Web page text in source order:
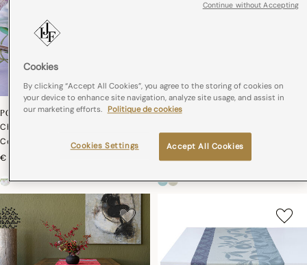
POIS DE SENTEUR
Chemin de table Pois de senteur
Coton,Lin
€ 49,00
SYRACUSE
€ 67,00
Cookies
By clicking “Accept All Cookies”, you agree to the storing of cookies on
your device to enhance site navigation, analyze site usage, and assist in
our marketing efforts. Politique de cookies
Accept All Cookies
Cookies Settings
Continue without Accepting